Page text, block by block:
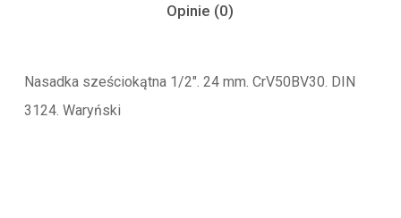
Opinie (0)
Nasadka sześciokątna 1/2″. 24 mm. CrV50BV30. DIN
3124. Waryński